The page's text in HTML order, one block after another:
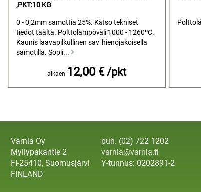
,PKT:10 KG
0 - 0,2mm samottia 25%. Katso tekniset
tiedot täältä. Polttolämpöväli 1000 - 1260ºC.
Kaunis laavapilkullinen savi hienojakoisella
samotilla. Sopii...
alkaen 12,00 € /pkt
Varnia Oy
Myllypakantie 2
FI-25410, Suomusjärvi
FINLAND
puh. (02) 722 1202
varnia@varnia.fi
Y-tunnus: 0202891-2